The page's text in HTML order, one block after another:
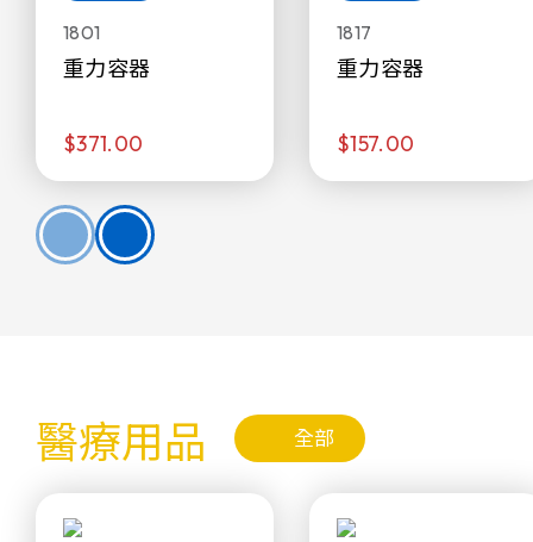
1801
重力容器
$371.00
1817
重力容器
$157.00
醫療用品 全部